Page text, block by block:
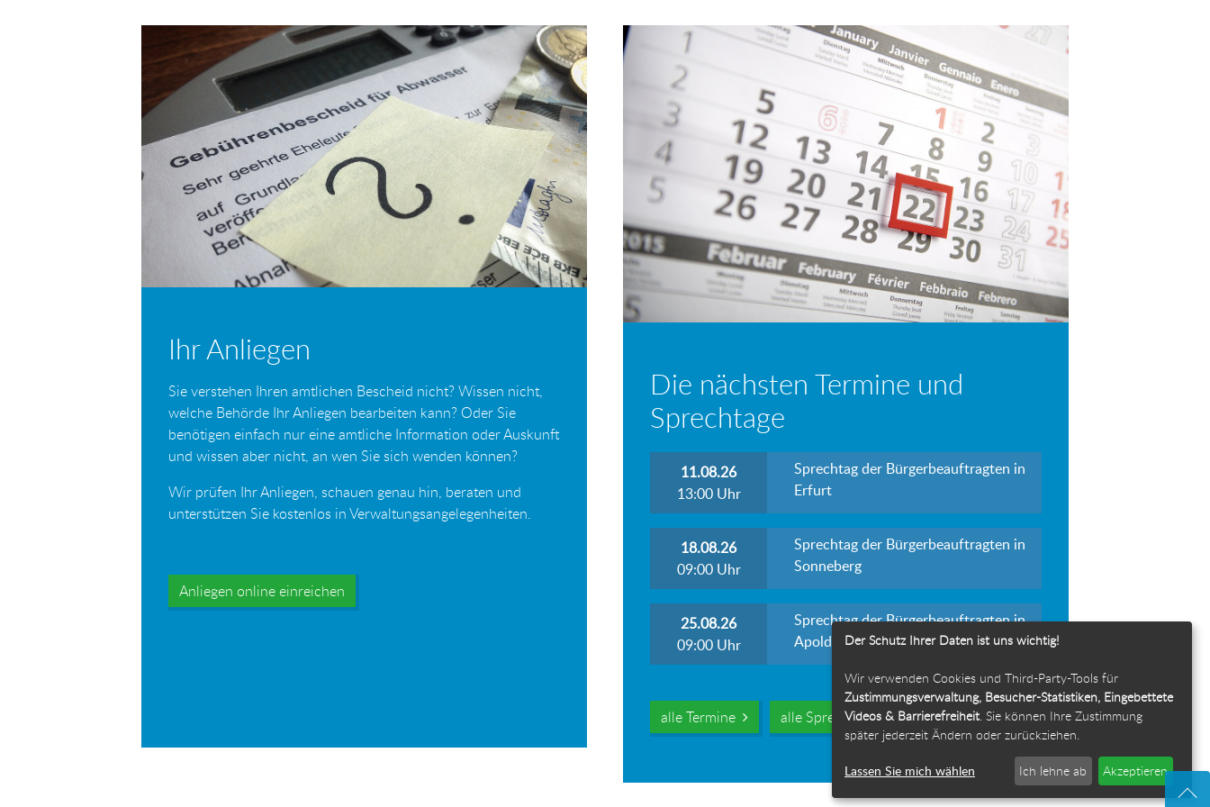
E-
Mail
Facebook
Twitter
Ihr Anliegen
Sie verstehen Ihren amtlichen Bescheid nicht? Wissen nicht,
welche Behörde Ihr Anliegen bearbeiten kann? Oder Sie
benötigen einfach nur eine amtliche Information oder Auskunft
und wissen aber nicht, an wen Sie sich wenden können?
Wir prüfen Ihr Anliegen, schauen genau hin, beraten und
unterstützen Sie kostenlos in Verwaltungsangelegenheiten.
Anliegen online einreichen
Die nächsten Termine und
Sprechtage
11.08.26
13:00 Uhr
Sprechtag der Bürgerbeauftragten in
Erfurt
18.08.26
09:00 Uhr
Sprechtag der Bürgerbeauftragten in
Sonneberg
25.08.26
09:00 Uhr
Sprechtag der Bürgerbeauftragten in
Apolda
alle Termine alle Sprechtage
Der Schutz Ihrer Daten ist uns wichtig!
Wir verwenden Cookies und Third-Party-Tools für
Zustimmungsverwaltung, Besucher-Statistiken, Eingebettete
Videos & Barrierefreiheit. Sie können Ihre Zustimmung
später jederzeit Ändern oder zurückziehen.
Lassen Sie mich wählen Ich lehne ab Akzeptieren